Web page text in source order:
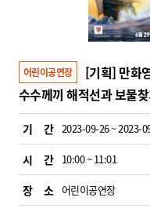
어린이공연장
[기획] 만화
수수께끼 해적선과 보물찾
기 간 2023-09-26 ~ 2023-
시 간 10:00 ~ 11:01
장 소 어린이공연장